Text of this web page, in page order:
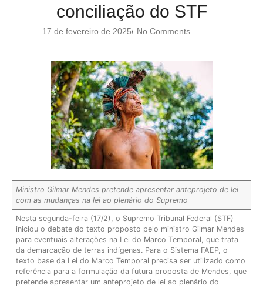
conciliação do STF
17 de fevereiro de 2025/ No Comments
Ministro Gilmar Mendes pretende apresentar anteprojeto de lei
com as mudanças na lei ao plenário do Supremo
Nesta segunda-feira (17/2), o Supremo Tribunal Federal (STF)
iniciou o debate do texto proposto pelo ministro Gilmar Mendes
para eventuais alterações na Lei do Marco Temporal, que trata
da demarcação de terras indígenas. Para o Sistema FAEP, o
texto base da Lei do Marco Temporal precisa ser utilizado como
referência para a formulação da futura proposta de Mendes, que
pretende apresentar um anteprojeto de lei ao plenário do